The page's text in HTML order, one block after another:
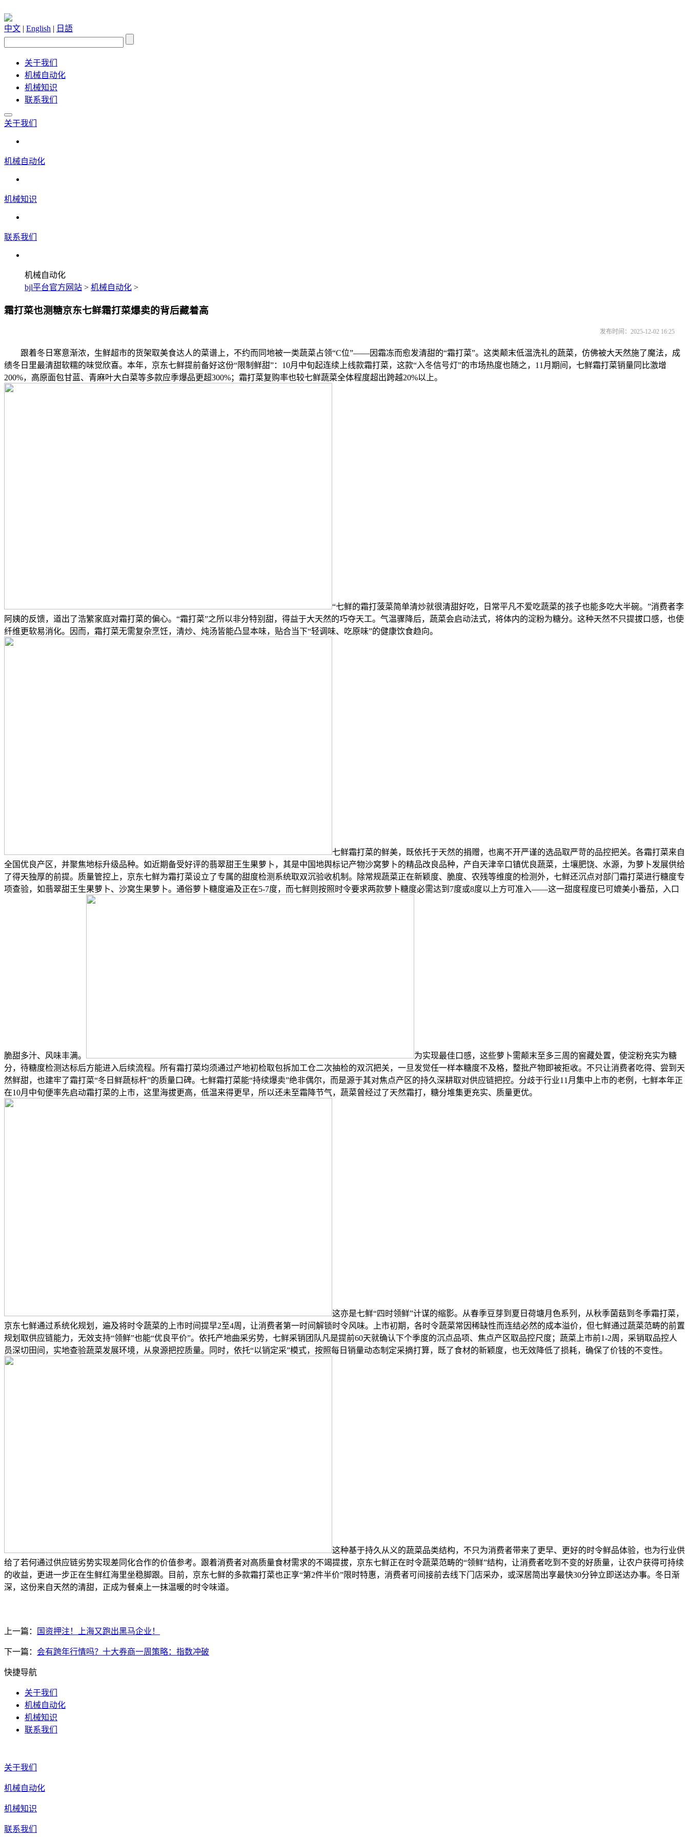
中文 | English | 日語
关于我们
机械自动化
机械知识
联系我们
关于我们
机械自动化
机械知识
联系我们
机械自动化
bjl平台官方网站 > 机械自动化 >
霜打菜也测糖京东七鲜霜打菜爆卖的背后藏着高
发布时间：2025-12-02 16:25
跟着冬日寒意渐浓，生鲜超市的货架取美食达人的菜谱上，不约而同地被一类蔬菜占领“C位”——因霜冻而愈发清甜的“霜打菜”。这类颠末低温洗礼的蔬菜，仿佛被大天然施了魔法，成
绩冬日里最清甜软糯的味觉欣喜。本年，京东七鲜提前备好这份“限制鲜甜”：10月中旬起连续上线款霜打菜，这款“入冬信号灯”的市场热度也随之，11月期间，七鲜霜打菜销量同比激增
200%，高原面包甘蓝、青麻叶大白菜等多款应季爆品更超300%；霜打菜复购率也较七鲜蔬菜全体程度超出跨越20%以上。
“七鲜的霜打菠菜简单清炒就很清甜好吃，日常平凡不爱吃蔬菜的孩子也能多吃大半碗。”消费者李
阿姨的反馈，道出了浩繁家庭对霜打菜的偏心。“霜打菜”之所以非分特别甜，得益于大天然的巧夺天工。气温骤降后，蔬菜会启动法式，将体内的淀粉为糖分。这种天然不只提拔口感，也使
纤维更软易消化。因而，霜打菜无需复杂烹饪，清炒、炖汤皆能凸显本味，贴合当下“轻调味、吃原味”的健康饮食趋向。
七鲜霜打菜的鲜美，既依托于天然的捐赠，也离不开严谨的选品取严苛的品控把关。各霜打菜来自
全国优良产区，并聚焦地标升级品种。如近期备受好评的翡翠甜王生果萝卜，其是中国地舆标记产物沙窝萝卜的精品改良品种，产自天津辛口镇优良蔬菜，土壤肥饶、水源，为萝卜发展供给
了得天独厚的前提。质量管控上，京东七鲜为霜打菜设立了专属的甜度检测系统取双沉验收机制。除常规蔬菜正在新颖度、脆度、农残等维度的检测外，七鲜还沉点对部门霜打菜进行糖度专
项查验，如翡翠甜王生果萝卜、沙窝生果萝卜。通俗萝卜糖度遍及正在5-7度，而七鲜则按照时令要求两款萝卜糖度必需达到7度或8度以上方可准入——这一甜度程度已可媲美小番茄，入口
脆甜多汁、风味丰满。
为实现最佳口感，这些萝卜需颠末至多三周的窖藏处置，使淀粉充实为糖
分，待糖度检测达标后方能进入后续流程。所有霜打菜均须通过产地初检取包拆加工仓二次抽检的双沉把关，一旦发觉任一样本糖度不及格，整批产物即被拒收。不只让消费者吃得、尝到天
然鲜甜，也建牢了霜打菜“冬日鲜蔬标杆”的质量口碑。七鲜霜打菜能“持续爆卖”绝非偶尔，而是源于其对焦点产区的持久深耕取对供应链把控。分歧于行业11月集中上市的老例，七鲜本年正
在10月中旬便率先启动霜打菜的上市，这里海拔更高，低温来得更早，所以还未至霜降节气，蔬菜曾经过了天然霜打，糖分堆集更充实、质量更优。
这亦是七鲜“四时领鲜”计谋的缩影。从春季豆芽到夏日荷塘月色系列，从秋季菌菇到冬季霜打菜，
京东七鲜通过系统化规划，遍及将时令蔬菜的上市时间提早2至4周，让消费者第一时间解锁时令风味。上市初期，各时令蔬菜常因稀缺性而连结必然的成本溢价，但七鲜通过蔬菜范畴的前置
规划取供应链能力，无效支持“领鲜”也能“优良平价”。依托产地曲采劣势，七鲜采销团队凡是提前60天就确认下个季度的沉点品项、焦点产区取品控尺度；蔬菜上市前1-2周，采销取品控人
员深切田间，实地查验蔬菜发展环境，从泉源把控质量。同时，依托“以销定采”模式，按照每日销量动态制定采摘打算，既了食材的新颖度，也无效降低了损耗，确保了价钱的不变性。
这种基于持久从义的蔬菜品类结构，不只为消费者带来了更早、更好的时令鲜品体验，也为行业供
给了若何通过供应链劣势实现差同化合作的价值参考。跟着消费者对高质量食材需求的不竭提拔，京东七鲜正在时令蔬菜范畴的“领鲜”结构，让消费者吃到不变的好质量，让农户获得可持续
的收益，更进一步正在生鲜红海里坐稳脚跟。目前，京东七鲜的多款霜打菜也正享“第2件半价”限时特惠，消费者可间接前去线下门店采办，或深居简出享最快30分钟立即送达办事。冬日渐
深，这份来自天然的清甜，正成为餐桌上一抹温暖的时令味道。
上一篇： 国资押注！上海又跑出黑马企业！
下一篇： 会有跨年行情吗？十大券商一周策略：指数冲破
快捷导航
关于我们
机械自动化
机械知识
联系我们
关于我们
机械自动化
机械知识
联系我们